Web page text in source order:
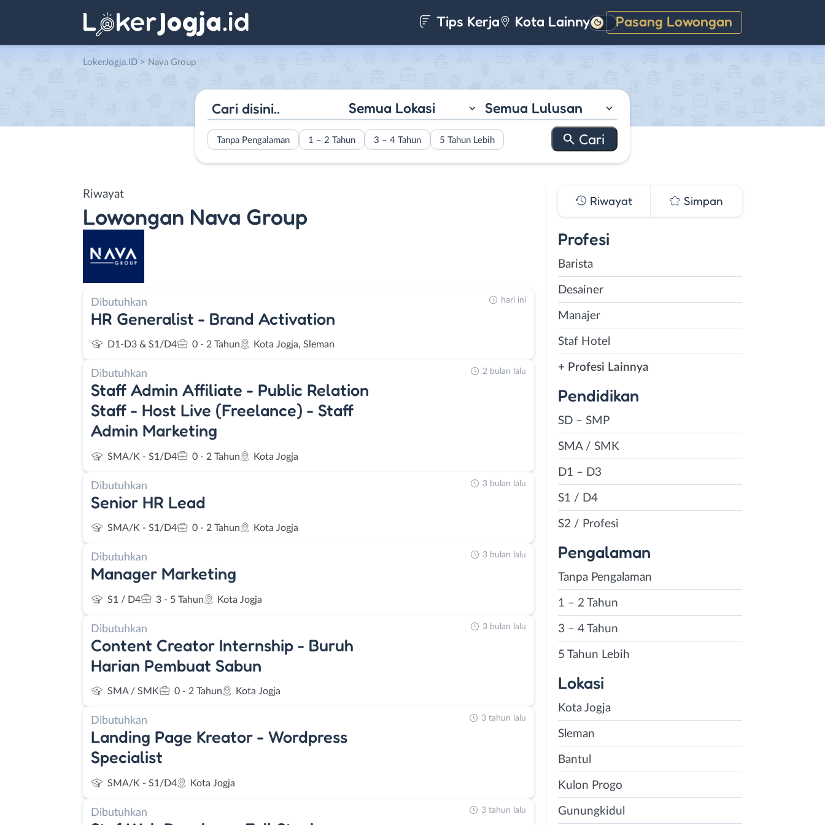
Tips Kerja Kota Lainnya Pasang Lowongan
Gelap
LokerJogja.ID > Nava Group
Semua Lokasi Semua Lulusan
Tanpa Pengalaman 1 – 2 Tahun 3 – 4 Tahun 5 Tahun Lebih
Riwayat
Lowongan Nava Group
Dibutuhkan
HR Generalist - Brand Activation
D1-D3 & S1/D4 0 - 2 Tahun Kota Jogja, Sleman
hari ini
Dibutuhkan
Staff Admin Affiliate - Public Relation
Staff - Host Live (Freelance) - Staff
Admin Marketing
SMA/K - S1/D4 0 - 2 Tahun Kota Jogja
2 bulan lalu
Dibutuhkan
Senior HR Lead
SMA/K - S1/D4 0 - 2 Tahun Kota Jogja
3 bulan lalu
Dibutuhkan
Manager Marketing
S1 / D4 3 - 5 Tahun Kota Jogja
3 bulan lalu
Dibutuhkan
Content Creator Internship - Buruh
Harian Pembuat Sabun
SMA / SMK 0 - 2 Tahun Kota Jogja
3 bulan lalu
Dibutuhkan
Landing Page Kreator - Wordpress
Specialist
SMA/K - S1/D4 Kota Jogja
3 tahun lalu
Dibutuhkan 3 tahun lalu
Riwayat Simpan
Profesi
Barista
Desainer
Manajer
Staf Hotel
+ Profesi Lainnya
Pendidikan
SD – SMP
SMA / SMK
D1 – D3
S1 / D4
S2 / Profesi
Pengalaman
Tanpa Pengalaman
1 – 2 Tahun
3 – 4 Tahun
5 Tahun Lebih
Lokasi
Kota Jogja
Sleman
Bantul
Kulon Progo
Gunungkidul